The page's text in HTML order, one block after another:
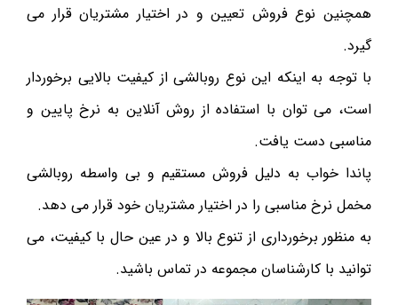
همچنین نوع فروش تعیین و در اختیار مشتریان قرار می
گیرد.
با توجه به اینکه این نوع روبالشی از کیفیت بالایی برخوردار
است، می توان با استفاده از روش آنلاین به نرخ پایین و
مناسبی دست یافت.
پاندا خواب به دلیل فروش مستقیم و بی واسطه روبالشی
مخمل نرخ مناسبی را در اختیار مشتریان خود قرار می دهد.
به منظور برخورداری از تنوع بالا و در عین حال با کیفیت، می
توانید با کارشناسان مجموعه در تماس باشید.